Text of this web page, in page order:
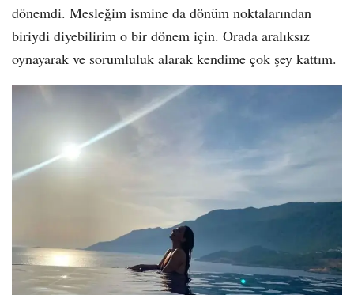
dönemdi. Mesleğim ismine da dönüm noktalarından
biriydi diyebilirim o bir dönem için. Orada aralıksız
oynayarak ve sorumluluk alarak kendime çok şey kattım.